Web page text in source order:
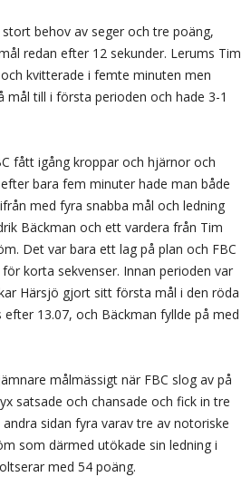
behov av seger och tre poäng,
redan efter 12 sekunder. Lerums Tim
kvitterade i femte minuten men
mål till i första perioden och hade 3-1
fått igång kroppar och hjärnor och
bara fem minuter hade man både
med fyra snabba mål och ledning
Bäckman och ett vardera från Tim
Det var bara ett lag på plan och FBC
korta sekvenser. Innan perioden var
Härsjö gjort sitt första mål i den röda
13.07, och Bäckman fyllde på med
målmässigt när FBC slog av på
satsade och chansade och fick in tre
sidan fyra varav tre av notoriske
som därmed utökade sin ledning i
med 54 poäng.